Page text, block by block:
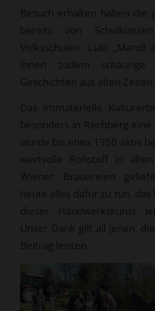
Besuch erhalten haben die
bereits von
Volksschulen. Luki „Mandl
ihnen zudem schaurige
Geschichten aus alten Zeiten.
Das immaterielle
besonders in Rechberg
wurde bis etwa 1950 aktiv
wertvolle Rohstoff in
Wiener Brauereien
heute alles dafür zu tun, das
dieser Handwerkskunst
Unser Dank gilt all jenen,
Beitrag leisten.